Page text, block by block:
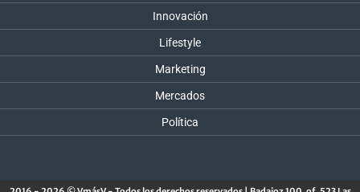
Innovación
Lifestyle
Marketing
Mercados
Política